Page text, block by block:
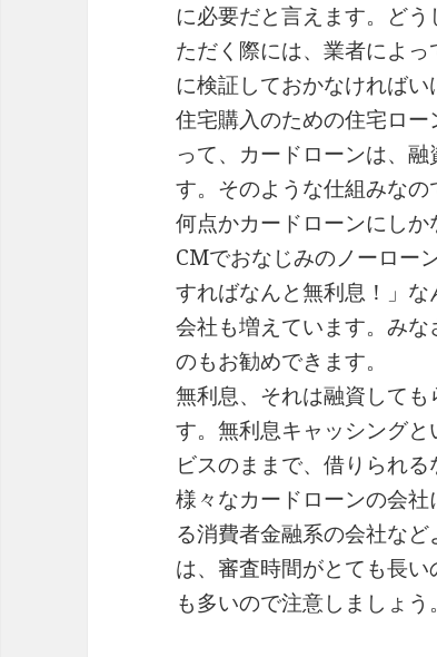
に必要だと言えます。ど
ただく際には、業者によ
に検証しておかなければい
住宅購入のための住宅ロ
って、カードローンは、
す。そのような仕組みなの
何点かカードローンにしか
CMでおなじみのノーロー
すればなんと無利息！」
会社も増えています。み
のもお勧めできます。
無利息、それは融資して
す。無利息キャッシング
ビスのままで、借りられる
様々なカードローンの会
る消費者金融系の会社な
は、審査時間がとても長
も多いので注意しましょう。